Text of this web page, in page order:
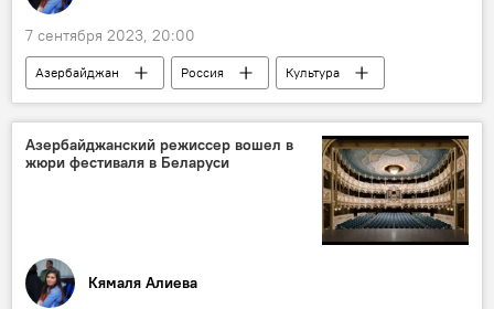
7 сентября 2023, 20:00
Азербайджан Россия
Культура
Татарстан
Казань
Кинофестиваль
Год Гейдара Алиева
Азербайджанский режиссер вошел в
жюри фестиваля в Беларуси
Кямаля Алиева